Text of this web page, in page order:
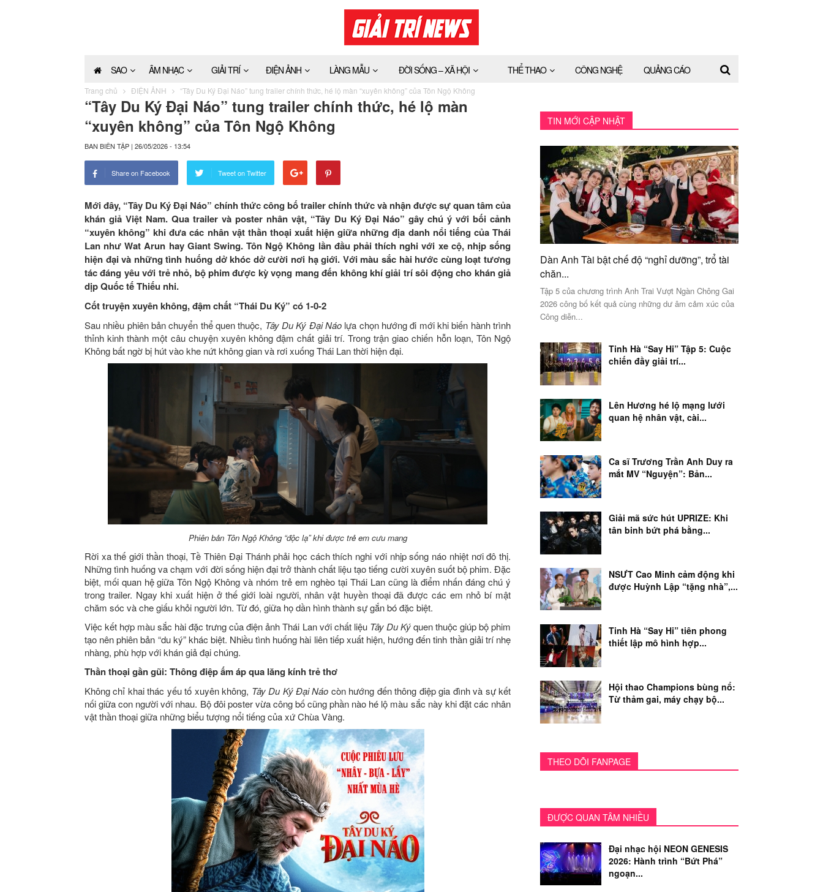
SAO ÂM NHẠC GIẢI TRÍ ĐIỆN ẢNH LÀNG MẪU ĐỜI SỐNG – XÃ HỘI THỂ THAO CÔNG NGHỆ QUẢNG CÁO
Trang chủ ĐIỆN ẢNH “Tây Du Ký Đại Náo” tung trailer chính thức, hé lộ màn “xuyên không” của Tôn Ngộ Không
“Tây Du Ký Đại Náo” tung trailer chính thức, hé lộ màn
“xuyên không” của Tôn Ngộ Không
BAN BIÊN TẬP | 26/05/2026 - 13:54
Share on Facebook Tweet on Twitter
Mới đây, “Tây Du Ký Đại Náo” chính thức công bố trailer chính thức và nhận được sự quan tâm của
khán giả Việt Nam. Qua trailer và poster nhân vật, “Tây Du Ký Đại Náo” gây chú ý với bối cảnh
“xuyên không” khi đưa các nhân vật thần thoại xuất hiện giữa những địa danh nổi tiếng của Thái
Lan như Wat Arun hay Giant Swing. Tôn Ngộ Không lần đầu phải thích nghi với xe cộ, nhịp sống
hiện đại và những tình huống dở khóc dở cười nơi hạ giới. Với màu sắc hài hước cùng loạt tương
tác đáng yêu với trẻ nhỏ, bộ phim được kỳ vọng mang đến không khí giải trí sôi động cho khán giả
dịp Quốc tế Thiếu nhi.
Cốt truyện xuyên không, đậm chất “Thái Du Ký” có 1-0-2
Sau nhiều phiên bản chuyển thể quen thuộc, Tây Du Ký Đại Náo lựa chọn hướng đi mới khi biến hành trình
thỉnh kinh thành một câu chuyện xuyên không đậm chất giải trí. Trong trận giao chiến hỗn loạn, Tôn Ngộ
Không bất ngờ bị hút vào khe nứt không gian và rơi xuống Thái Lan thời hiện đại.
Phiên bản Tôn Ngộ Không “độc lạ” khi được trẻ em cưu mang
Rời xa thế giới thần thoại, Tề Thiên Đại Thánh phải học cách thích nghi với nhịp sống náo nhiệt nơi đô thị.
Những tình huống va chạm với đời sống hiện đại trở thành chất liệu tạo tiếng cười xuyên suốt bộ phim. Đặc
biệt, mối quan hệ giữa Tôn Ngộ Không và nhóm trẻ em nghèo tại Thái Lan cũng là điểm nhấn đáng chú ý
trong trailer. Ngay khi xuất hiện ở thế giới loài người, nhân vật huyền thoại đã được các em nhỏ bí mật
chăm sóc và che giấu khỏi người lớn. Từ đó, giữa họ dần hình thành sự gắn bó đặc biệt.
Việc kết hợp màu sắc hài đặc trưng của điện ảnh Thái Lan với chất liệu Tây Du Kýquen thuộc giúp bộ phim
tạo nên phiên bản “du ký” khác biệt. Nhiều tình huống hài liên tiếp xuất hiện, hướng đến tinh thần giải trí nhẹ
nhàng, phù hợp với khán giả đại chúng.
Thần thoại gần gũi: Thông điệp ấm áp qua lăng kính trẻ thơ
Không chỉ khai thác yếu tố xuyên không, Tây Du Ký Đại Náo còn hướng đến thông điệp gia đình và sự kết
nối giữa con người với nhau. Bộ đôi poster vừa công bố cũng phần nào hé lộ màu sắc này khi đặt các nhân
vật thần thoại giữa những biểu tượng nổi tiếng của xứ Chùa Vàng.
TIN MỚI CẬP NHẬT
Dàn Anh Tài bật chế độ “nghỉ dưỡng”, trổ tài
chăn...
Tập 5 của chương trình Anh Trai Vượt Ngàn Chông Gai
2026 công bố kết quả cùng những dư âm cảm xúc của
Công diễn...
Tinh Hà “Say Hi” Tập 5: Cuộc
chiến đầy giải trí...
Lên Hương hé lộ mạng lưới
quan hệ nhân vật, cài...
Ca sĩ Trương Trần Anh Duy ra
mắt MV “Nguyện”: Bản...
Giải mã sức hút UPRIZE: Khi
tân binh bứt phá bằng...
NSƯT Cao Minh cảm động khi
được Huỳnh Lập “tặng nhà”,...
Tinh Hà “Say Hi” tiên phong
thiết lập mô hình hợp...
Hội thao Champions bùng nổ:
Từ thảm gai, máy chạy bộ...
THEO DÕI FANPAGE
ĐƯỢC QUAN TÂM NHIỀU
Đại nhạc hội NEON GENESIS
2026: Hành trình “Bứt Phá”
ngoạn...